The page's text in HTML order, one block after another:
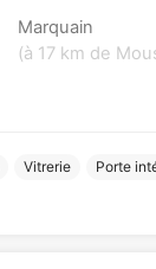
Marquain
(à 17 km de
Vitrerie Porte